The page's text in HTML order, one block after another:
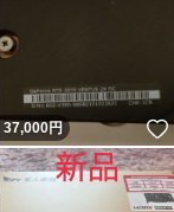
いいね！
37,000円